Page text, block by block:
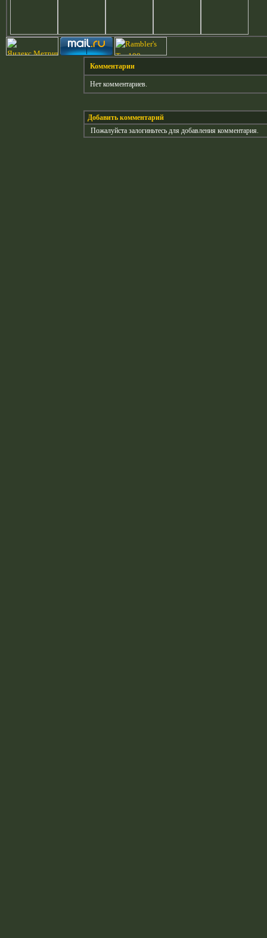
Комментарии
Нет комментариев.
Добавить комментарий
Пожалуйста залогиньтесь для добавления комментария.